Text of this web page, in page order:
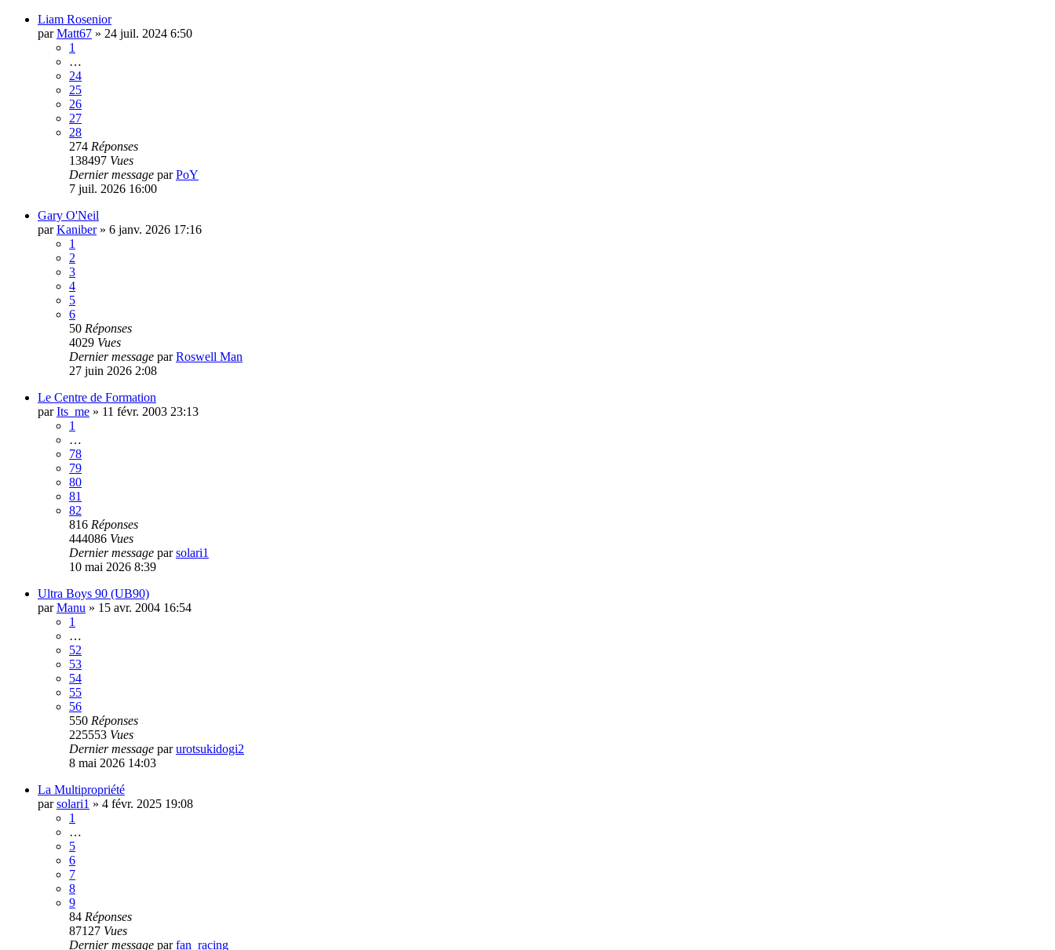
Liam Rosenior
parMatt67 » 24 juil. 2024 6:50
1
…
24
25
26
27
28
274 Réponses
138497 Vues
Dernier message parPoY
7 juil. 2026 16:00
Gary O'Neil
parKaniber» 6 janv. 2026 17:16
1
2
3
4
5
6
50 Réponses
4029 Vues
Dernier message parRoswell Man
27 juin 2026 2:08
Le Centre de Formation
parIts_me » 11 févr. 2003 23:13
1
…
78
79
80
81
82
816 Réponses
444086 Vues
Dernier message parsolari1
10 mai 2026 8:39
Ultra Boys 90 (UB90)
parManu » 15 avr. 2004 16:54
1
…
52
53
54
55
56
550 Réponses
225553 Vues
Dernier message parurotsukidogi2
8 mai 2026 14:03
La Multipropriété
parsolari1 » 4 févr. 2025 19:08
1
…
5
6
7
8
9
84 Réponses
87127 Vues
Dernier message parfan_racing